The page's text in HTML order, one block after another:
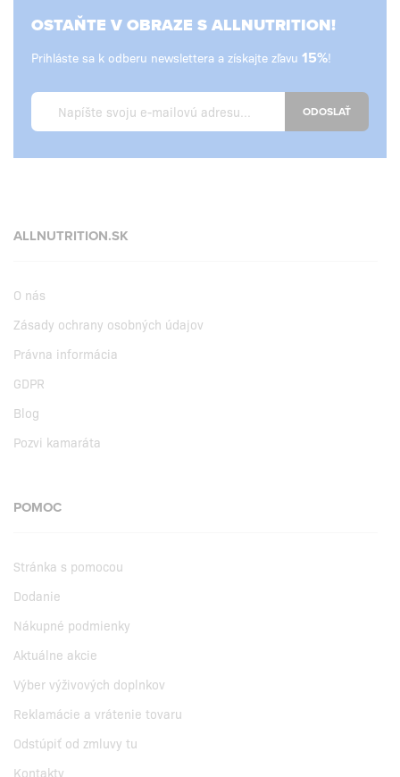
OSTAŇTE V OBRAZE S ALLNUTRITION!
Prihláste sa k odberu newslettera a získajte zľavu 15%!
ODOSLAŤ
ALLNUTRITION.SK
O nás
Zásady ochrany osobných údajov
Právna informácia
GDPR
Blog
Pozvi kamaráta
POMOC
Stránka s pomocou
Dodanie
Nákupné podmienky
Aktuálne akcie
Výber výživových doplnkov
Reklamácie a vrátenie tovaru
Odstúpiť od zmluvy tu
Kontakty